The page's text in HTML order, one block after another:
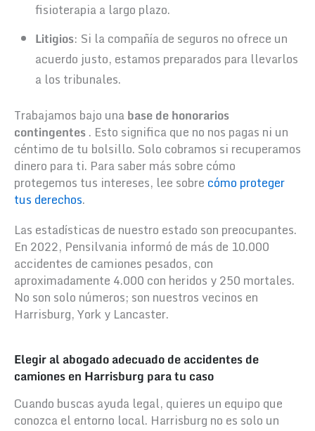
fisioterapia a largo plazo.
Litigios: Si la compañía de seguros no ofrece un
acuerdo justo, estamos preparados para llevarlos
a los tribunales.
Trabajamos bajo unabase de honorarios
contingentes. Esto significa que no nos pagas ni un
céntimo de tu bolsillo. Solo cobramos si recuperamos
dinero para ti. Para saber más sobre cómo
protegemos tus intereses, lee sobre cómo proteger
tus derechos.
Las estadísticas de nuestro estado son preocupantes.
En 2022, Pensilvania informó de más de 10.000
accidentes de camiones pesados, con
aproximadamente 4.000 con heridos y 250 mortales.
No son solo números; son nuestros vecinos en
Harrisburg, York y Lancaster.
Elegir al abogado adecuado de accidentes de
camiones en Harrisburg para tu caso
Cuando buscas ayuda legal, quieres un equipo que
conozca el entorno local. Harrisburg no es solo un